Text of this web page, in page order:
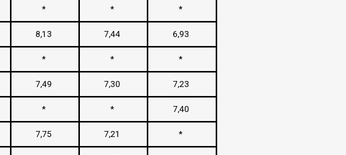
* * *
8,13 7,44 6,93
* * *
7,49 7,30 7,23
* * 7,40
7,75 7,21 *